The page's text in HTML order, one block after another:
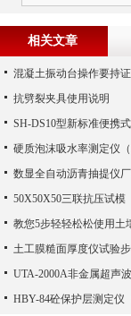
相关文章
混凝土振动台操作要持
抗劈裂夹具使用说明
硬质泡沫吸水率测定仪（
数显全自动沥青抽提仪
50X50X50三联抗压试模
教您5步轻轻松松使用土
土工膜糙面厚度仪试验
HBY-84砼保护层测定仪